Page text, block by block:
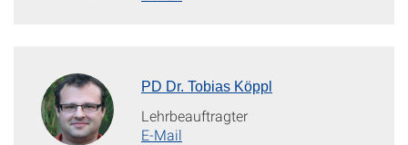
PD Dr. Tobias Köppl
Lehrbeauftragter
E-Mail